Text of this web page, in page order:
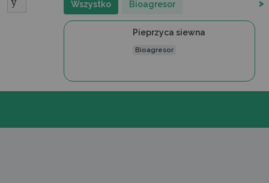
Wszystko Bioagresor >
Pieprzyca siewna
Bioagresor